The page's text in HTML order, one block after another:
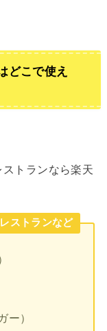
どこで使え
トランなら楽天
ストランなど
ー）